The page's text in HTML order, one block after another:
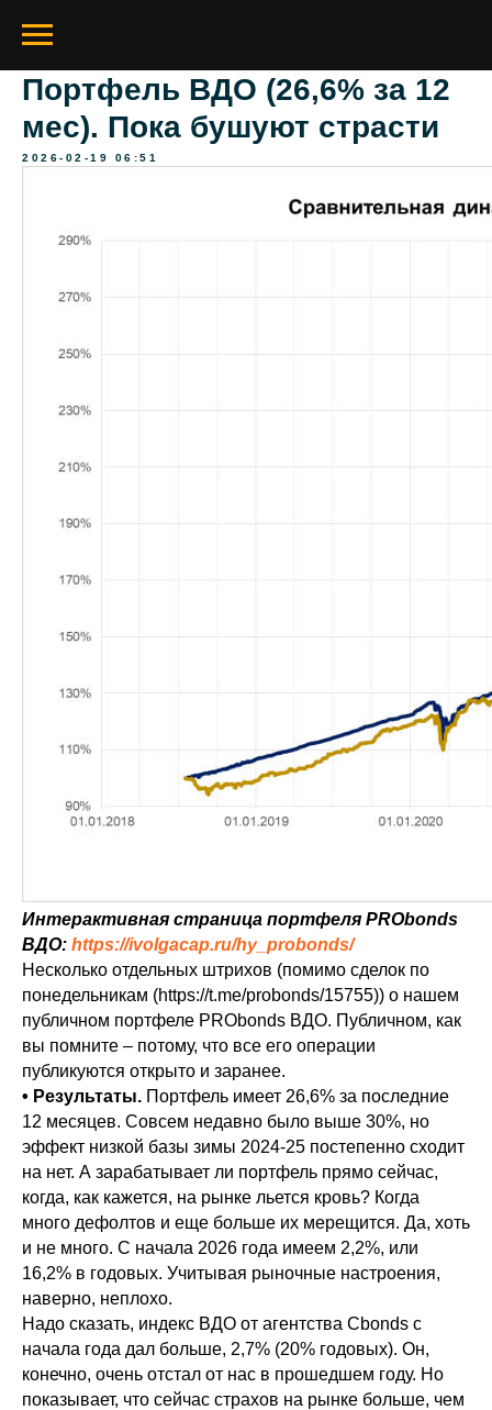
Портфель ВДО (26,6% за 12
мес). Пока бушуют страсти
2026-02-19 06:51
Интерактивная страница портфеля PRObonds
ВДО: https://ivolgacap.ru/hy_probonds/
Несколько отдельных штрихов (помимо сделок по
понедельникам (https://t.me/probonds/15755)) о нашем
публичном портфеле PRObonds ВДО. Публичном, как
вы помните – потому, что все его операции
публикуются открыто и заранее.
• Результаты. Портфель имеет 26,6% за последние
12 месяцев. Совсем недавно было выше 30%, но
эффект низкой базы зимы 2024-25 постепенно сходит
на нет. А зарабатывает ли портфель прямо сейчас,
когда, как кажется, на рынке льется кровь? Когда
много дефолтов и еще больше их мерещится. Да, хоть
и не много. С начала 2026 года имеем 2,2%, или
16,2% в годовых. Учитывая рыночные настроения,
наверно, неплохо.
Надо сказать, индекс ВДО от агентства Cbonds с
начала года дал больше, 2,7% (20% годовых). Он,
конечно, очень отстал от нас в прошедшем году. Но
показывает, что сейчас страхов на рынке больше, чем